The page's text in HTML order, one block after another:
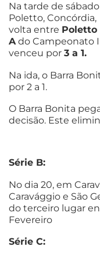
Na tarde de
Poletto,
volta entre Poletto
Ado Campeonato
venceu por 3 a 1.
Na ida, o Barra
por 2 a 1.
O Barra Bonita
decisão. Este
Série B:
No dia 20, em
Caravággio e São
do terceiro lugar
Fevereiro
Série C: